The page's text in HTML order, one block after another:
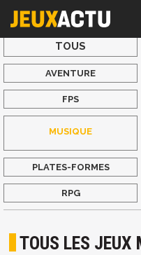
TOUS
AVENTURE
FPS
MUSIQUE
PLATES-FORMES
RPG
TOUS LES JEUX